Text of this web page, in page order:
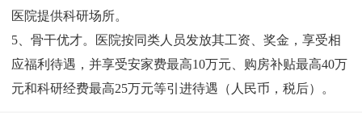
医院提供科研场所。
5、骨干优才。医院按同类人员发放其工资、奖金，享受相
应福利待遇，并享受安家费最高10万元、购房补贴最高40万
元和科研经费最高25万元等引进待遇（人民币，税后）。